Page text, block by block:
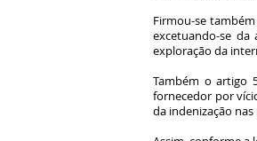
Firmou-se
excetuando-se da
exploração da
Também o artigo
fornecedor por
da indenização